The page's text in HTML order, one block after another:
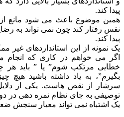
پیدا کند.
همین موضوع باعث می شود مانع از
نفس رفتار کند چون نمی تواند به
پیدا کند.
یک نمونه از این استانداردهای غیر
اگر می خواهم در کاری که انجام
خطایی مرتکب شوم” یا ” باید هر
بگیرم”، به یاد داشته باشید هیچ
سرشار از نقص هاست. یکی از
توصیفی به جای نظام نمره دهی در
یک اشتباه نمی تواند معیار سنجش